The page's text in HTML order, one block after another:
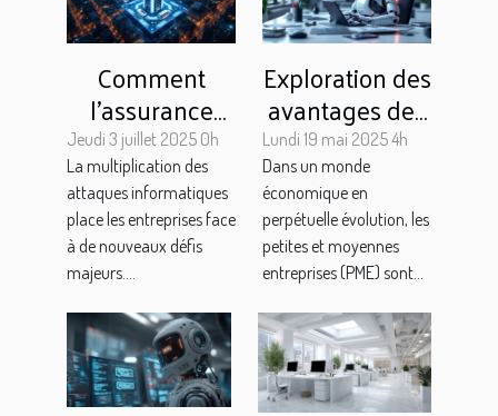
Comment
l'assurance
cyber risques
protège-t-elle
votre
entreprise ?
Jeudi 3 juillet 2025 0h
La multiplication des
attaques informatiques
place les entreprises face
à de nouveaux défis
majeurs....
Exploration des
avantages des
assistants
virtuels no-
code pour les
PME
Lundi 19 mai 2025 4h
Dans un monde
économique en
perpétuelle évolution, les
petites et moyennes
entreprises (PME) sont...